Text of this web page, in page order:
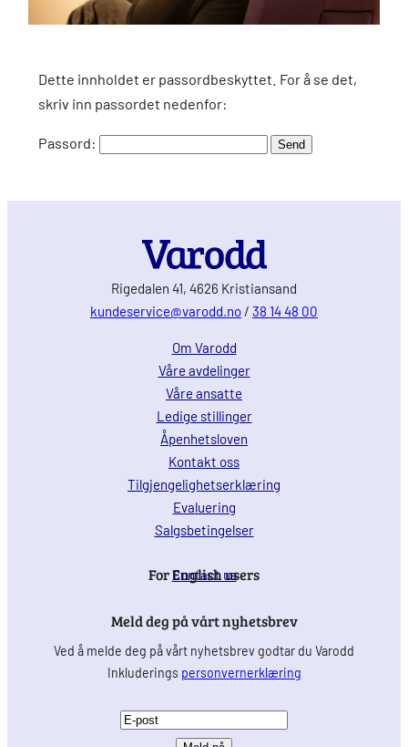
Dette innholdet er passordbeskyttet. For å se det,
skriv inn passordet nedenfor:
Passord:
Rigedalen 41, 4626 Kristiansand
kundeservice@varodd.no / 38 14 48 00
Om Varodd
Våre avdelinger
Våre ansatte
Ledige stillinger
Åpenhetsloven
Kontakt oss
Tilgjengelighetserklæring
Evaluering
Salgsbetingelser
For English users
Contact us
Meld deg på vårt nyhetsbrev
Ved å melde deg på vårt nyhetsbrev godtar du Varodd
Inkluderings personvernerklæring
E